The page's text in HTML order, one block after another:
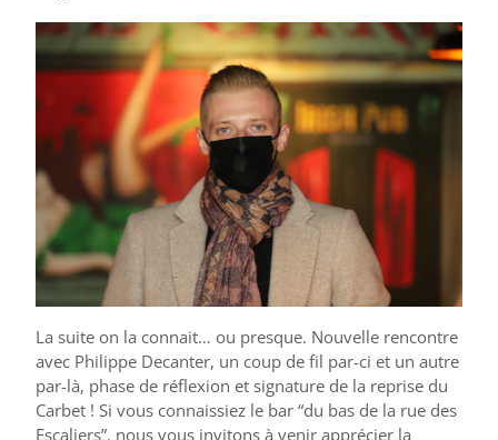
La suite on la connait… ou presque. Nouvelle rencontre
avec Philippe Decanter, un coup de fil par-ci et un autre
par-là, phase de réflexion et signature de la reprise du
Carbet ! Si vous connaissiez le bar “du bas de la rue des
Escaliers”, nous vous invitons à venir apprécier la